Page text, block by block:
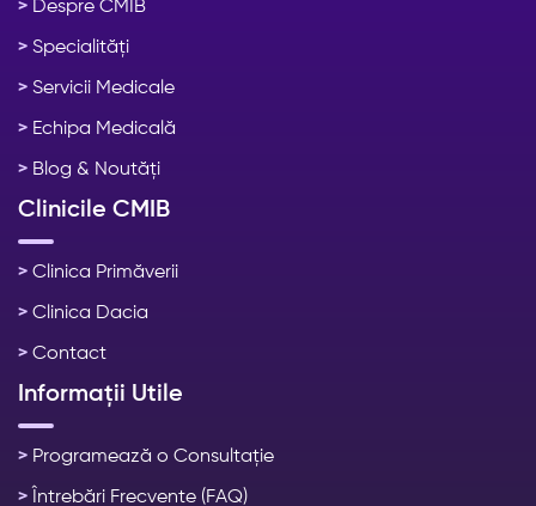
> Despre CMIB
> Specialități
> Servicii Medicale
> Echipa Medicală
> Blog & Noutăți
Clinicile CMIB
> Clinica Primăverii
> Clinica Dacia
> Contact
Informații Utile
> Programează o Consultație
> Întrebări Frecvente (FAQ)